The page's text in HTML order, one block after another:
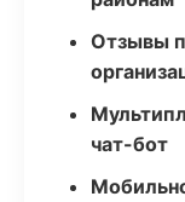
Отзывы
чат-бот